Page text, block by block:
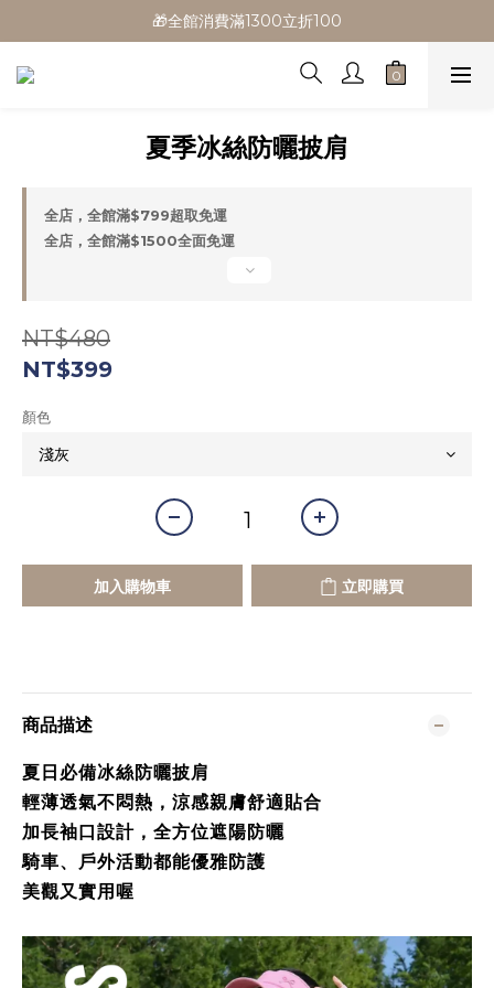
🎁全館消費滿1300立折100
🎁全館消費滿1300立折100
🎉新會員首購/超取免運
🎁全館消費滿1300立折100
夏季冰絲防曬披肩
全店，全館滿$799超取免運
全店，全館滿$1500全面免運
NT$480
NT$399
顏色
加入購物車 立即購買
商品描述
夏日必備冰絲防曬披肩
輕薄透氣不悶熱，涼感親膚舒適貼合
加長袖口設計，全方位遮陽防曬
騎車、戶外活動都能優雅防護
美觀又實用喔